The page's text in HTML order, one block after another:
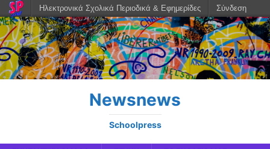
Newsnews
Schoolpress
Ηλεκτρονικά Σχολικά Περιοδικά & Εφημερίδες Σύνδεση